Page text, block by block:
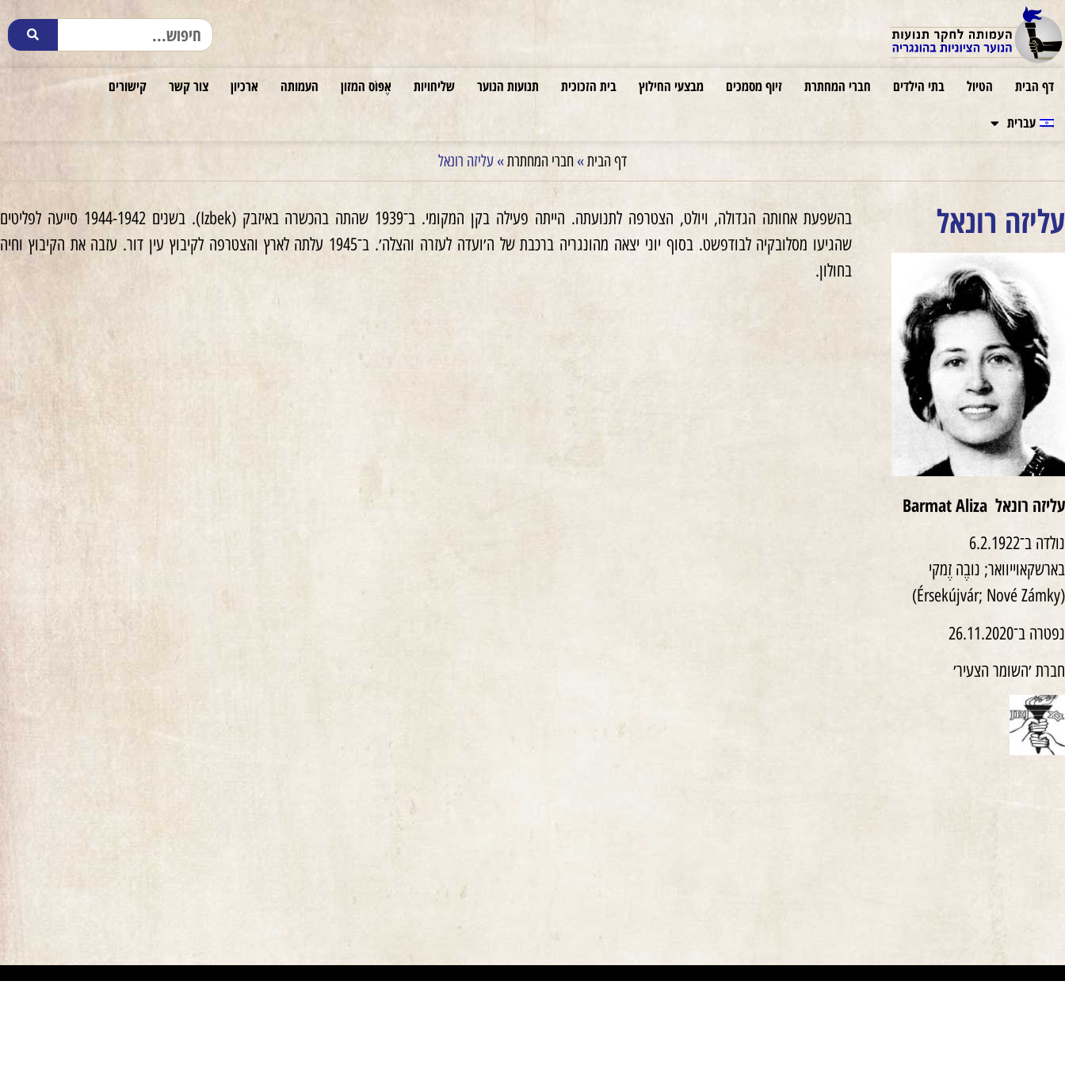
דף הבית הטיול בתי הילדים חברי המחתרת זיוף מסמכים מבצעי החילוץ בית הזכוכית תנועות הנוער שליחויות אֶפּוֹס המזון העמותה ארכיון צור קשר
קישורים
עברית
דף הבית»חברי המחתרת»עליזה רונאל
עליזה רונאל
עליזה רונאל Barmat Aliza
נולדה ב־6.2.1922
בארשקאוייוואר; נובֶה זֶמקי
(Érsekújvár; Nové Zámky)
נפטרה ב־26.11.2020
חברת ׳השומר הצעיר׳
בהשפעת אחותה הגדולה, ויולט, הצטרפה לתנועתה. הייתה פעילה בקן המקומי. ב־1939 שהתה בהכשרה באיזבק (Izbek). בשנים 1942‏-1944 סייעה לפליטים
שהגיעו מסלובקיה לבודפשט. בסוף יוני יצאה מהונגריה ברכבת של ה׳ועדה לעזרה והצלה׳. ב־1945 עלתה לארץ והצטרפה לקיבוץ עין דור. עזבה את הקיבוץ וחיה
בחולון.